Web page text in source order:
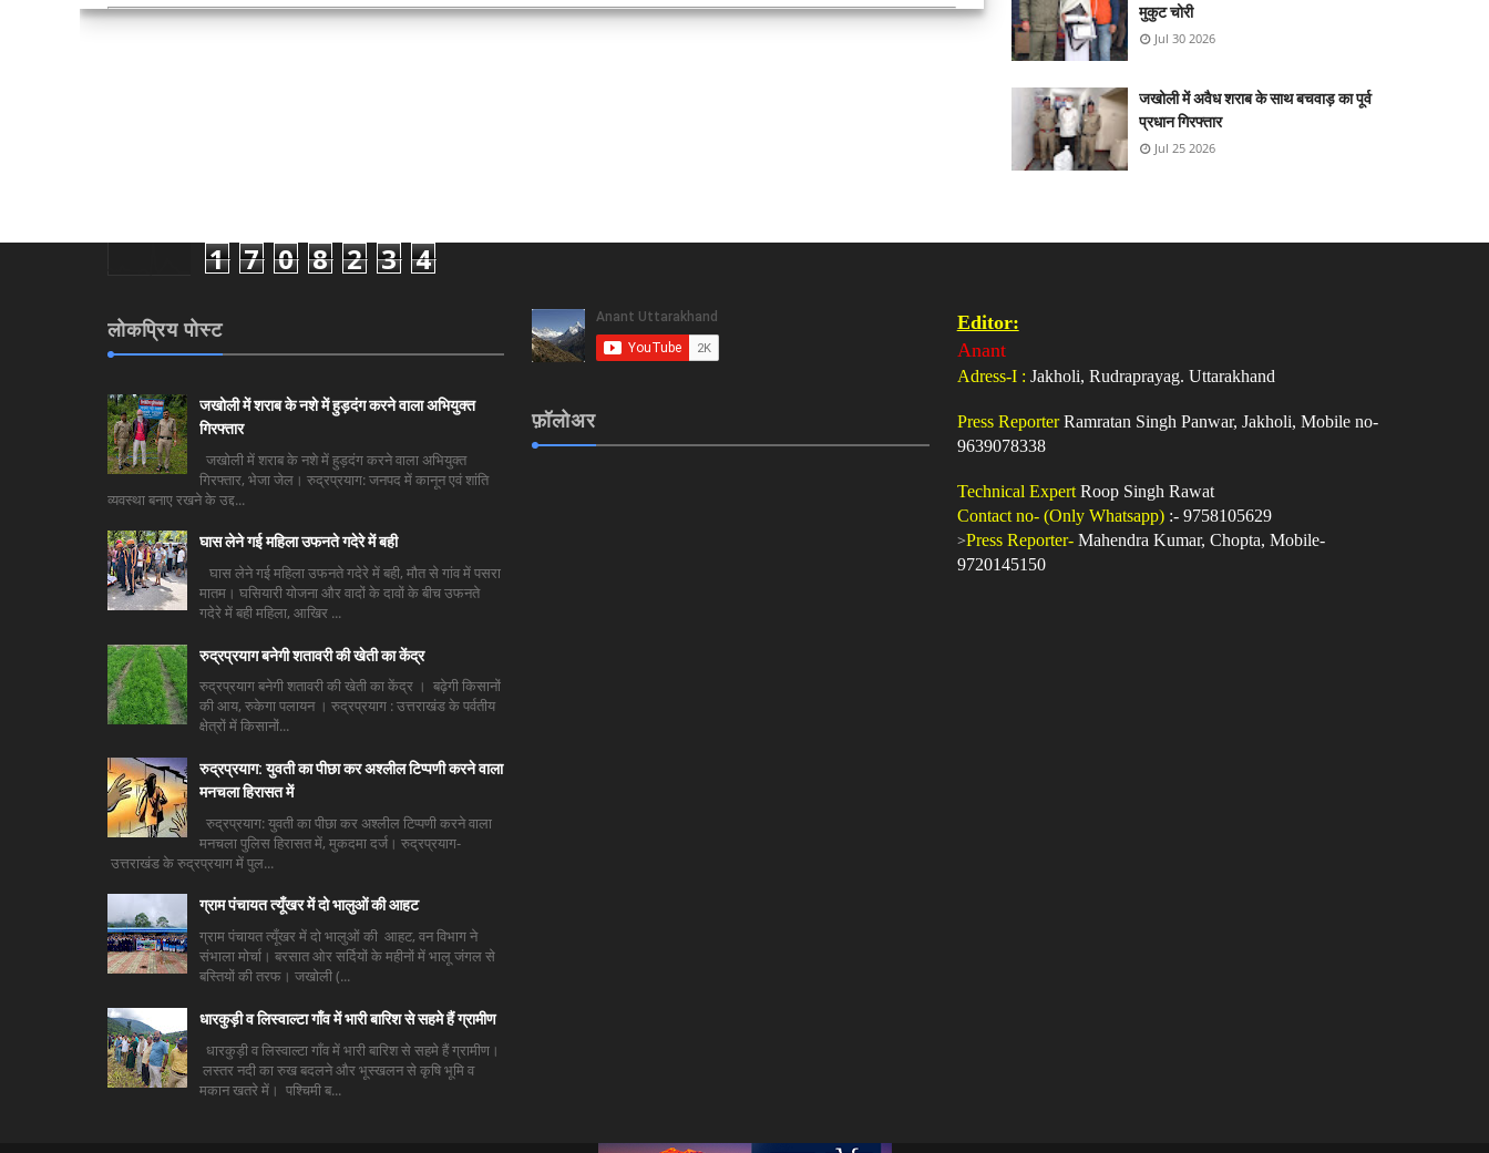
मुकुट चोरी
Jul 30 2026
जखोली में अवैध शराब के साथ बचवाड़ का पूर्व
प्रधान गिरफ्तार
Jul 25 2026
1 7 0 8 2 3 4
लोकप्रिय पोस्ट
जखोली में शराब के नशे में हुड़दंग करने वाला अभियुक्त
गिरफ्तार
जखोली में शराब के नशे में हुड़दंग करने वाला अभियुक्त
गिरफ्तार, भेजा जेल। रुद्रप्रयाग: जनपद में कानून एवं शांति
व्यवस्था बनाए रखने के उद्द...
घास लेने गई महिला उफनते गदेरे में बही
घास लेने गई महिला उफनते गदेरे में बही, मौत से गांव में पसरा
मातम। घसियारी योजना और वादों के दावों के बीच उफनते
गदेरे में बही महिला, आखिर ...
रुद्रप्रयाग बनेगी शतावरी की खेती का केंद्र
रुद्रप्रयाग बनेगी शतावरी की खेती का केंद्र । बढ़ेगी किसानों
की आय, रुकेगा पलायन । रुद्रप्रयाग : उत्तराखंड के पर्वतीय
क्षेत्रों में किसानों...
रुद्रप्रयाग: युवती का पीछा कर अश्लील टिप्पणी करने वाला
मनचला हिरासत में
रुद्रप्रयाग: युवती का पीछा कर अश्लील टिप्पणी करने वाला
मनचला पुलिस हिरासत में, मुकदमा दर्ज। रुद्रप्रयाग-
उत्तराखंड के रुद्रप्रयाग में पुल...
ग्राम पंचायत त्यूँखर में दो भालुओं की आहट
ग्राम पंचायत त्यूँखर में दो भालुओं की आहट, वन विभाग ने
संभाला मोर्चा। बरसात ओर सर्दियों के महीनों में भालू जंगल से
बस्तियों की तरफ। जखोली (...
धारकुड़ी व लिस्वाल्टा गाँव में भारी बारिश से सहमे हैं ग्रामीण
धारकुड़ी व लिस्वाल्टा गाँव में भारी बारिश से सहमे हैं ग्रामीण।
लस्तर नदी का रुख बदलने और भूस्खलन से कृषि भूमि व
मकान खतरे में। पश्चिमी ब...
फ़ॉलोअर
Editor:
Anant
Adress-I : Jakholi, Rudraprayag. Uttarakhand
Press ReporterRamratan Singh Panwar, Jakholi, Mobile no-
9639078338
Technical ExpertRoop Singh Rawat
Contact no- (Only Whatsapp) :- 9758105629
>Press Reporter-Mahendra Kumar, Chopta, Mobile-
9720145150